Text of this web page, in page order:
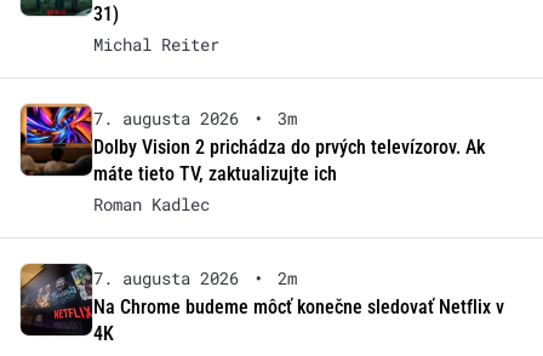
31)
Michal Reiter
7. augusta 2026 •
3m
Dolby Vision 2 prichádza do prvých televízorov. Ak
máte tieto TV, zaktualizujte ich
Roman Kadlec
7. augusta 2026 •
2m
Na Chrome budeme môcť konečne sledovať Netflix v
4K